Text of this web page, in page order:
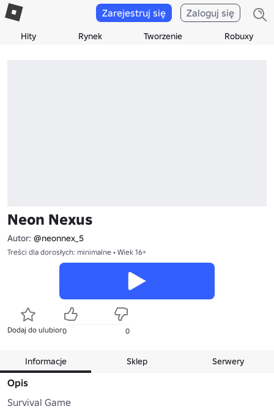
Hity Rynek Tworzenie Robuxy
Zarejestruj się Zaloguj się
Neon Nexus
Autor: @neonnex_5
Treści dla dorosłych: minimalne • Wiek 16+
Dodaj do ulubionych
0 0
Informacje Sklep Serwery
Opis
Survival Game